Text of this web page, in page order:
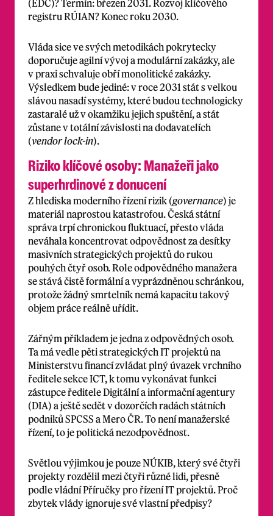
(EDC)? Termín: březen 2031. Rozvoj klíčového
registru RÚIAN? Konec roku 2030.
Vláda sice ve svých metodikách pokrytecky
doporučuje agilní vývoj a modulární zakázky, ale
v praxi schvaluje obří monolitické zakázky.
Výsledkem bude jediné: v roce 2031 stát s velkou
slávou nasadí systémy, které budou technologicky
zastaralé už v okamžiku jejich spuštění, a stát
zůstane v totální závislosti na dodavatelích
(vendor lock-in).
Riziko klíčové osoby: Manažeři jako
superhrdinové z donucení
Z hlediska moderního řízení rizik (governance) je
materiál naprostou katastrofou. Česká státní
správa trpí chronickou fluktuací, přesto vláda
neváhala koncentrovat odpovědnost za desítky
masivních strategických projektů do rukou
pouhých čtyř osob. Role odpovědného manažera
se stává čistě formální a vyprázdněnou schránkou,
protože žádný smrtelník nemá kapacitu takový
objem práce reálně uřídit.
Zářným příkladem je jedna z odpovědných osob.
Ta má vedle pěti strategických IT projektů na
Ministerstvu financí zvládat plný úvazek vrchního
ředitele sekce ICT, k tomu vykonávat funkci
zástupce ředitele Digitální a informační agentury
(DIA) a ještě sedět v dozorčích radách státních
podniků SPCSS a Mero ČR. To není manažerské
řízení, to je politická nezodpovědnost.
Světlou výjimkou je pouze NÚKIB, který své čtyři
projekty rozdělil mezi čtyři různé lidi, přesně
podle vládní Příručky pro řízení IT projektů. Proč
zbytek vlády ignoruje své vlastní předpisy?